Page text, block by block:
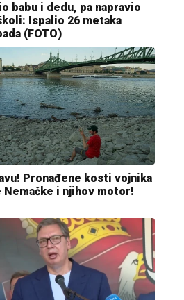
babu i dedu, pa napravio
Ispalio 26 metaka
(FOTO)
Pronađene kosti vojnika
Nemačke i njihov motor!